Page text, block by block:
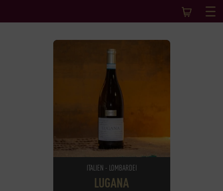
ITALIEN - LOMBARDEI
LUGANA